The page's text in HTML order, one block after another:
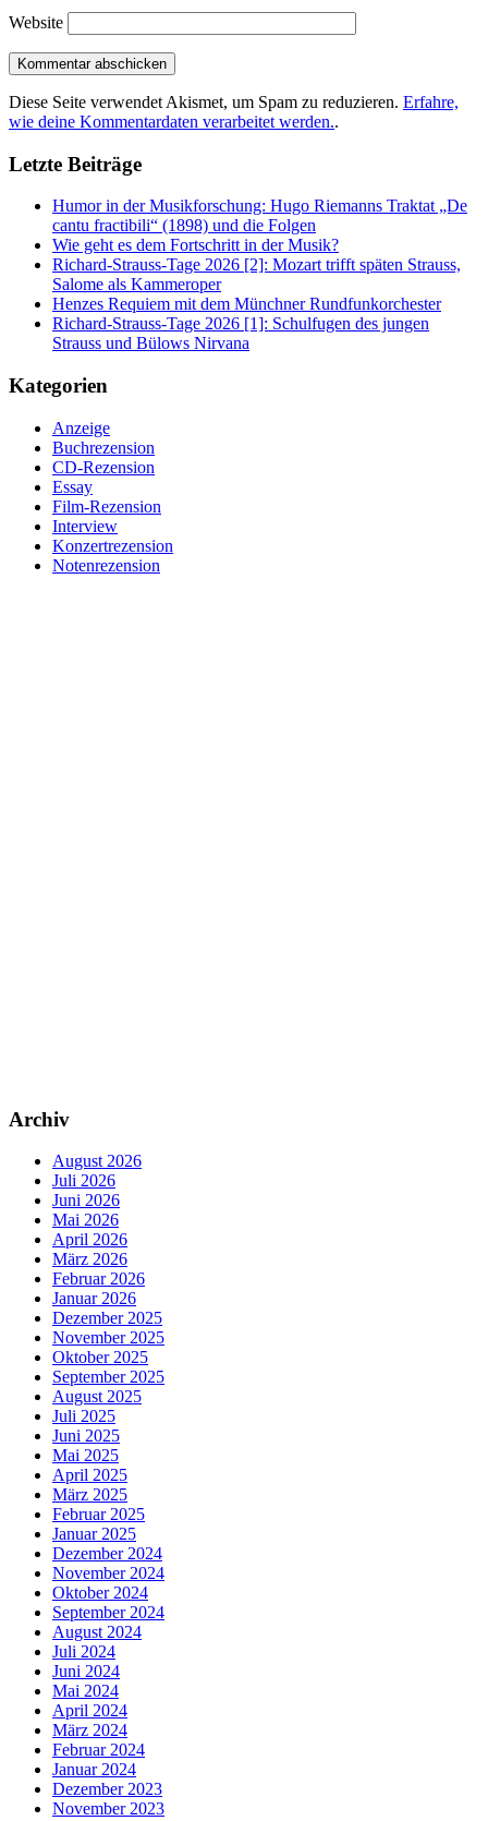
Website
Diese Seite verwendet Akismet, um Spam zu reduzieren. Erfahre,
wie deine Kommentardaten verarbeitet werden..
Letzte Beiträge
Humor in der Musikforschung: Hugo Riemanns Traktat „De
cantu fractibili“ (1898) und die Folgen
Wie geht es dem Fortschritt in der Musik?
Richard-Strauss-Tage 2026 [2]: Mozart trifft späten Strauss,
Salome als Kammeroper
Henzes Requiem mit dem Münchner Rundfunkorchester
Richard-Strauss-Tage 2026 [1]: Schulfugen des jungen
Strauss und Bülows Nirvana
Kategorien
Anzeige
Buchrezension
CD-Rezension
Essay
Film-Rezension
Interview
Konzertrezension
Notenrezension
Archiv
August 2026
Juli 2026
Juni 2026
Mai 2026
April 2026
März 2026
Februar 2026
Januar 2026
Dezember 2025
November 2025
Oktober 2025
September 2025
August 2025
Juli 2025
Juni 2025
Mai 2025
April 2025
März 2025
Februar 2025
Januar 2025
Dezember 2024
November 2024
Oktober 2024
September 2024
August 2024
Juli 2024
Juni 2024
Mai 2024
April 2024
März 2024
Februar 2024
Januar 2024
Dezember 2023
November 2023